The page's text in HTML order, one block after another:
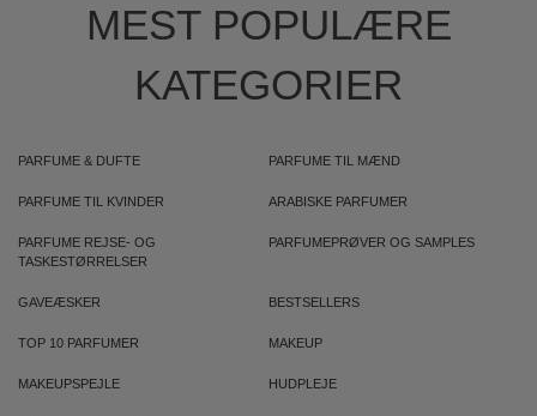
MEST POPULÆRE
KATEGORIER
PARFUME & DUFTE PARFUME TIL MÆND
PARFUME TIL KVINDER ARABISKE PARFUMER
PARFUME REJSE- OG
TASKESTØRRELSER
PARFUMEPRØVER OG SAMPLES
GAVEÆSKER BESTSELLERS
TOP 10 PARFUMER MAKEUP
MAKEUPSPEJLE HUDPLEJE